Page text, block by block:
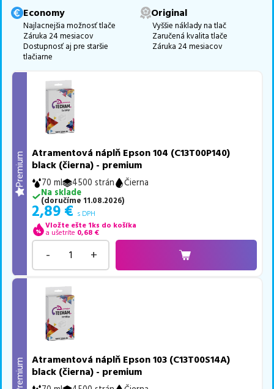
Ak si pri výbere nie ste istí, ktoré riešenie je pre vaše potreby
najvhodnejšie, alebo máte akékoľvek ďalšie otázky, môžete sa na
nás kedykoľvek obrátiť e-mailom alebo telefonicky. Sme tu, aby
Economy
Najlacnejšia možnosť tlače
Záruka 24 mesiacov
Dostupnosť aj pre staršie
tlačiarne
Original
Vyššie náklady na tlač
Zaručená kvalita tlače
Záruka 24 mesiacov
Premium
Atramentová náplň Epson 104 (C13T00P140)
black (čierna) - premium
70 ml 4500 strán
Čierna
Na sklade
(doručíme 11.08.2026)
2,89 € s DPH
Vložte ešte 1ks do košíka
a ušetríte 0,68 €
- +
Premium
Atramentová náplň Epson 103 (C13T00S14A)
black (čierna) - premium